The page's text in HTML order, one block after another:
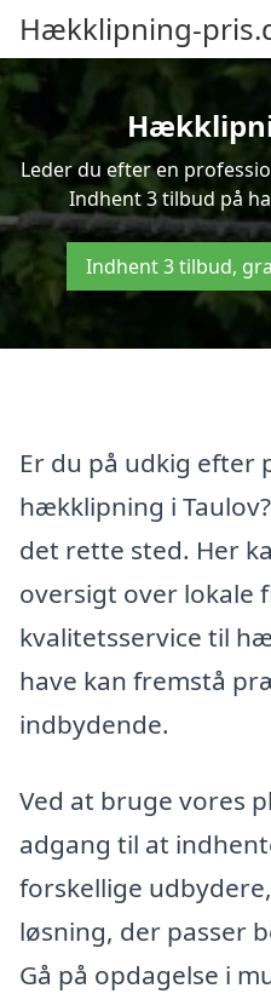
Hækklipning-
Leder du efter en
Indhent 3 tilbud på
Indhent 3 tilbud,
Er du på udkig efter
hækklipning i
det rette sted. Her
oversigt over lokale
kvalitetsservice til
have kan fremstå
indbydende.
Ved at bruge vores
adgang til at
forskellige
løsning, der passer
Gå på opdagelse i